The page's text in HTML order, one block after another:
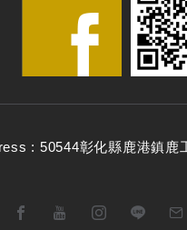
: 50544彰化縣鹿港鎮鹿